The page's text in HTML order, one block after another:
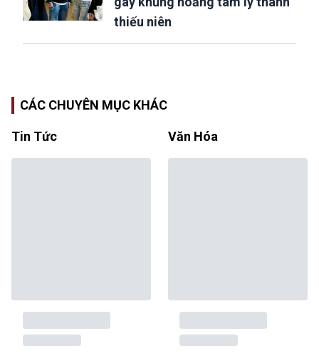
thiếu niên
CÁC CHUYÊN MỤC KHÁC
Tin Tức Văn Hóa